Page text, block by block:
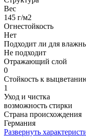
Вес
145 г/м2
Огнестойкость
Нет
Подходит ли для
Не подходит
Отражающий слой
0
Стойкость к
1
Уход и чистка
возможность стирки
Страна происхождения
Германия
Развернуть